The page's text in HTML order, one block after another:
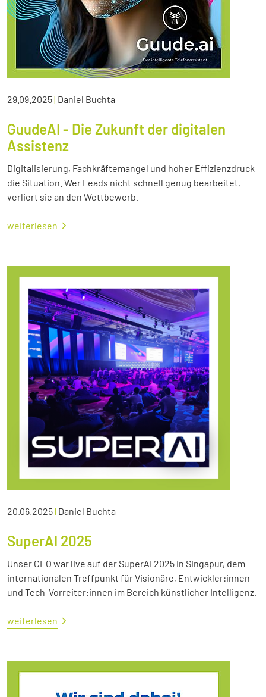
29.09.2025| Daniel Buchta
GuudeAI - Die Zukunft der digitalen
Assistenz
Digitalisierung, Fachkräftemangel und hoher Effizienzdruck
die Situation. Wer Leads nicht schnell genug bearbeitet,
verliert sie an den Wettbewerb.
weiterlesen
20.06.2025| Daniel Buchta
SuperAI 2025
Unser CEO war live auf der SuperAI 2025 in Singapur, dem
internationalen Treffpunkt für Visionäre, Entwickler:innen
und Tech-Vorreiter:innen im Bereich künstlicher Intelligenz.
weiterlesen